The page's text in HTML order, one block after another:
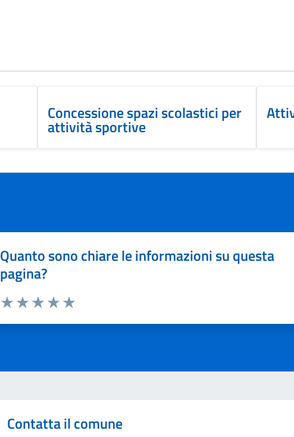
Concessione spazi scolastici per
attività sportive
Quanto sono chiare le informazioni su questa
pagina?
Contatta il comune